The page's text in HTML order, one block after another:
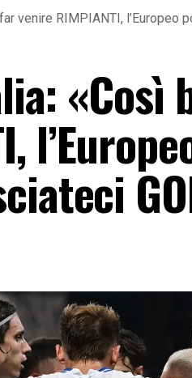
venire RIMPIANTI, l’Europeo
«Così